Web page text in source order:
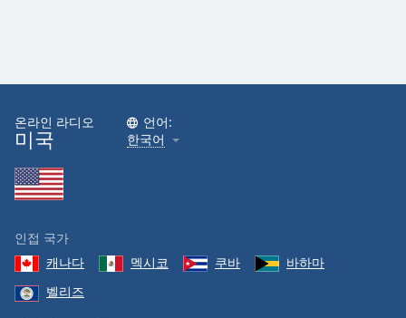
Style
Font
Family
Reset
Done
Close
Modal
온라인 라디오
미국
언어:
한국어
인접 국가
캐나다
멕시코 쿠바
바하마
벨리즈